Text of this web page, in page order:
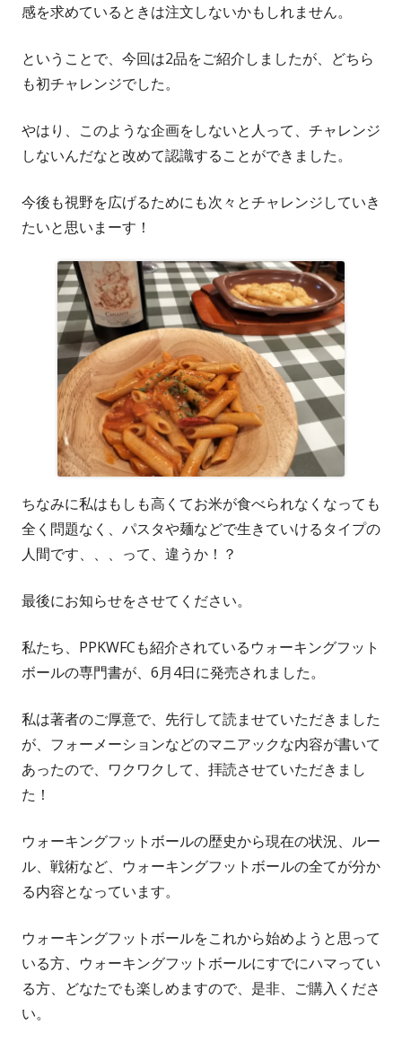
感を求めているときは注文しないかもしれません。
ということで、今回は2品をご紹介しましたが、どちら
も初チャレンジでした。
やはり、このような企画をしないと人って、チャレンジ
しないんだなと改めて認識することができました。
今後も視野を広げるためにも次々とチャレンジしていき
たいと思いまーす！
ちなみに私はもしも高くてお米が食べられなくなっても
全く問題なく、パスタや麺などで生きていけるタイプの
人間です、、、って、違うか！？
最後にお知らせをさせてください。
私たち、PPKWFCも紹介されているウォーキングフット
ボールの専門書が、6月4日に発売されました。
私は著者のご厚意で、先行して読ませていただきました
が、フォーメーションなどのマニアックな内容が書いて
あったので、ワクワクして、拝読させていただきまし
た！
ウォーキングフットボールの歴史から現在の状況、ルー
ル、戦術など、ウォーキングフットボールの全てが分か
る内容となっています。
ウォーキングフットボールをこれから始めようと思って
いる方、ウォーキングフットボールにすでにハマってい
る方、どなたでも楽しめますので、是非、ご購入くださ
い。